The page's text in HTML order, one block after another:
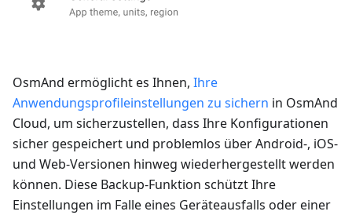
OsmAnd ermöglicht es Ihnen, Ihre
Anwendungsprofileinstellungen zu sichern in OsmAnd
Cloud, um sicherzustellen, dass Ihre Konfigurationen
sicher gespeichert und problemlos über Android-, iOS-
und Web-Versionen hinweg wiederhergestellt werden
können. Diese Backup-Funktion schützt Ihre
Einstellungen im Falle eines Geräteausfalls oder einer